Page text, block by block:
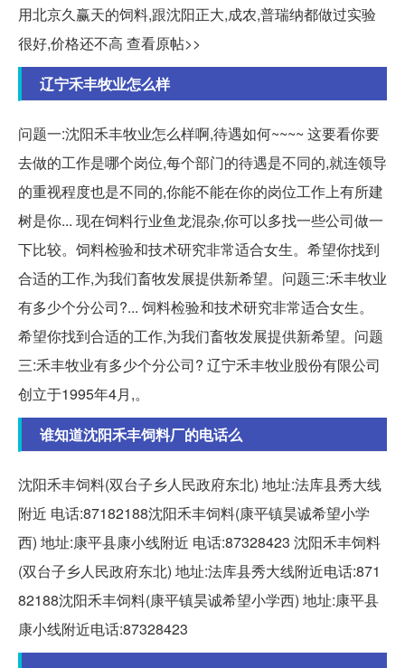
用北京久赢天的饲料,跟沈阳正大,成农,普瑞纳都做过实验
很好,价格还不高 查看原帖>>
辽宁禾丰牧业怎么样
问题一:沈阳禾丰牧业怎么样啊,待遇如何~~~~ 这要看你要
去做的工作是哪个岗位,每个部门的待遇是不同的,就连领导
的重视程度也是不同的,你能不能在你的岗位工作上有所建
树是你... 现在饲料行业鱼龙混杂,你可以多找一些公司做一
下比较。饲料检验和技术研究非常适合女生。希望你找到
合适的工作,为我们畜牧发展提供新希望。问题三:禾丰牧业
有多少个分公司?... 饲料检验和技术研究非常适合女生。
希望你找到合适的工作,为我们畜牧发展提供新希望。问题
三:禾丰牧业有多少个分公司? 辽宁禾丰牧业股份有限公司
创立于1995年4月,。
谁知道沈阳禾丰饲料厂的电话么
沈阳禾丰饲料(双台子乡人民政府东北) 地址:法库县秀大线
附近 电话:87182188沈阳禾丰饲料(康平镇昊诚希望小学
西) 地址:康平县康小线附近 电话:87328423 沈阳禾丰饲料
(双台子乡人民政府东北) 地址:法库县秀大线附近电话:871
82188沈阳禾丰饲料(康平镇昊诚希望小学西) 地址:康平县
康小线附近电话:87328423